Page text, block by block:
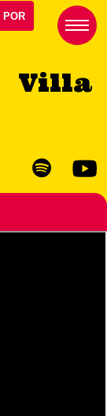
POR
Villa